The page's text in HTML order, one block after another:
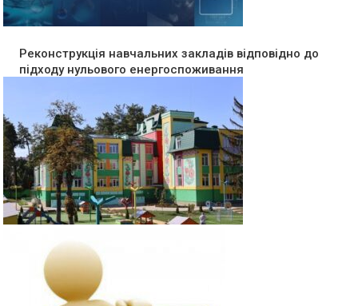
Реконструкція навчальних закладів відповідно до
підходу нульового енергоспоживання